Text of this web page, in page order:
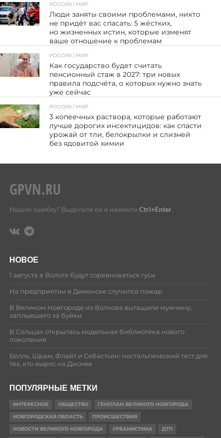
57
РОССИЯ / МИР
Люди заняты своими проблемами, никто
не придёт вас спасать: 5 жёстких,
но жизненных истин, которые изменят
ваше отношение к проблемам
137
РОССИЯ / МИР
Как государство будет считать
пенсионный стаж в 2027: три новых
правила подсчёта, о которых нужно знать
уже сейчас
108
РОССИЯ / МИР
3 копеечных раствора, которые работают
лучше дорогих инсектицидов: как спасти
урожай от тли, белокрылки и слизней
без ядовитой химии
Нашли ошибку? Выделите её и нажмите Ctrl+Enter.
НОВОЕ
1 августа в Волоте будут соревноваться гуси
На предприятии в Демянске случился пожар
В Великом Новгороде из Волхова вытащили мужчину,
заплывшего за буйки
В Сольцах открылась модельная библиотека нового
поколения
Белль, Шрам, Флайт и Себастьян: ностальгический тест для
тех, кто вырос на Диснее
ПОПУЛЯРНЫЕ МЕТКИ
ИНТЕРЕСНОЕ ОБЩЕСТВО
ГЕНПЛАН ВЕЛИКОГО НОВГОРОДА
НОВГОРОДСКАЯ ОБЛАСТЬ
ПРОИСШЕСТВИЯ
НОВОСТИ ВЕЛИКОГО НОВГОРОДА
УРБАНИСТИКА
ДТП